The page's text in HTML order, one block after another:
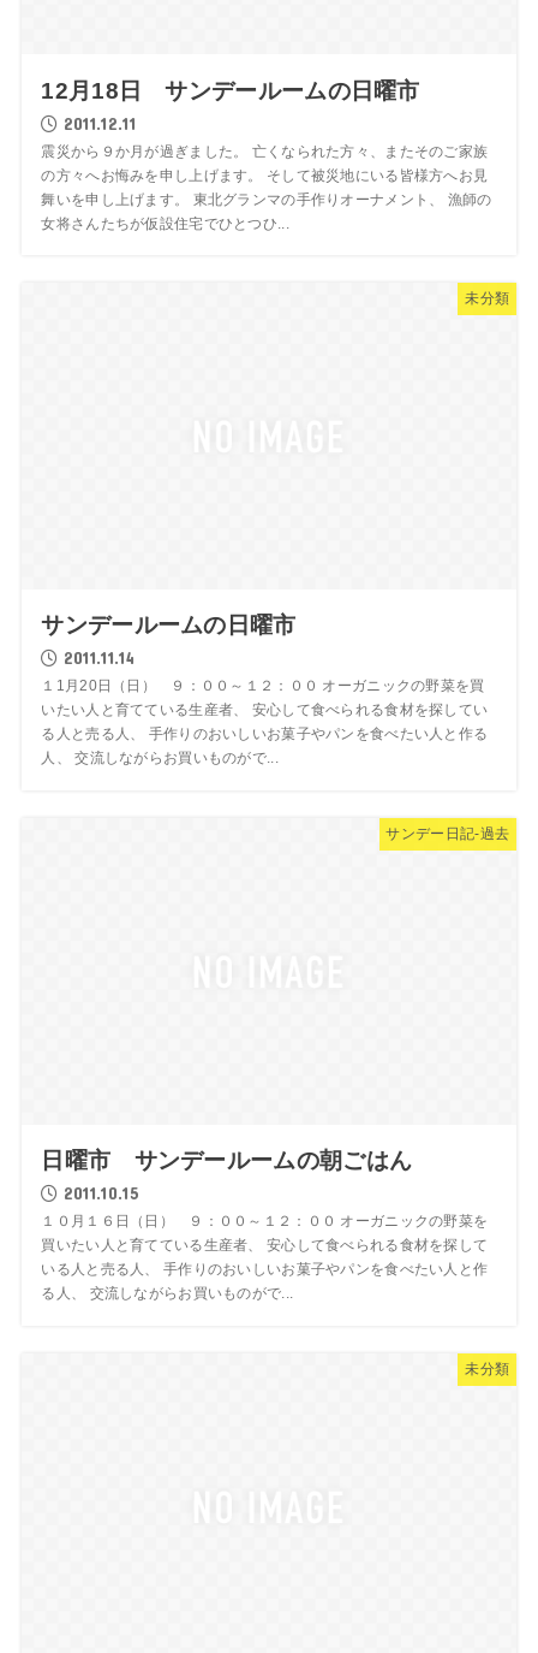
12月18日 サンデールームの日曜市
2011.12.11
震災から９か月が過ぎました。 亡くなられた方々、またそのご家族
の方々へお悔みを申し上げます。 そして被災地にいる皆様方へお見
舞いを申し上げます。 東北グランマの手作りオーナメント、 漁師の
女将さんたちが仮設住宅でひとつひ...
未分類
サンデールームの日曜市
2011.11.14
１1月20日（日） ９：００～１２：００ オーガニックの野菜を買
いたい人と育てている生産者、 安心して食べられる食材を探してい
る人と売る人、 手作りのおいしいお菓子やパンを食べたい人と作る
人、 交流しながらお買いものがで...
サンデー日記-過去
日曜市 サンデールームの朝ごはん
2011.10.15
１０月１６日（日） ９：００～１２：００ オーガニックの野菜を
買いたい人と育てている生産者、 安心して食べられる食材を探して
いる人と売る人、 手作りのおいしいお菓子やパンを食べたい人と作
る人、 交流しながらお買いものがで...
未分類